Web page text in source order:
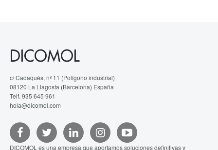
DICOMOL
c/ Cadaqués, nº 11 (Polígono industrial)
08120 La Llagosta (Barcelona) España
Telf. 935 645 961
hola@dicomol.com
DICOMOL es una empresa que aportamos soluciones definitivas y